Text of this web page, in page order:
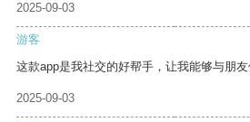
2025-09-03
游客
这款app是我社交的好帮手，让我能够与朋友
2025-09-03